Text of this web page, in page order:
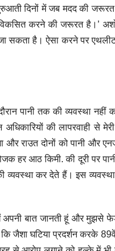
दिनों में जब मदद की
करने की जरूरत है।’
सकता है। ऐसा करने पर
पानी तक की व्यवस्था नहीं
की लापरवाही से
राउत दोनों को पानी और
हर आठ किमी. की दूरी पर
व्यवस्था कर देते हैं। इस
बात जानती हूं और मुझसे
जैशा घटिया प्रदर्शन करके